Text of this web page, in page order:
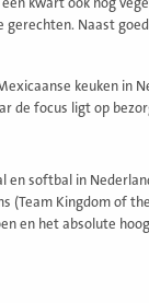
een kwart ook nog
Naast
keuken in
de focus ligt op
en softbal in
Kingdom of
en het absolute